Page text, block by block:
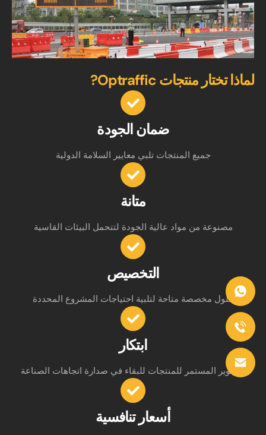
لماذا تختار منتجات Optraffic?
ضمان الجودة
جميع المنتجات تلبي معايير السلامة الدولية
متانة
مصنوعة من مواد عالية الجودة لتتحمل البيئات القاسية
التخصيص
حلول مخصصة متاحة لتلبية احتياجات المشروع المحددة
ابتكار
التطوير المستمر للمنتجات للبقاء في صدارة اتجاهات الصناعة
أسعار تنافسية